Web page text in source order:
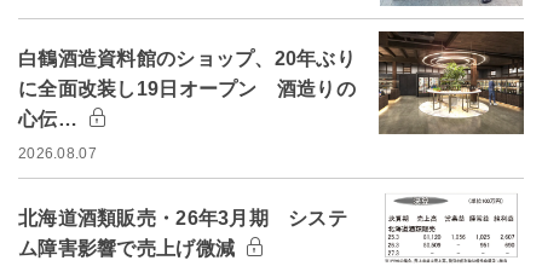
白鶴酒造資料館のショップ、20年ぶり
に全面改装し19日オープン 酒造りの
心伝…
2026.08.07
北海道酒類販売・26年3月期 システ
ム障害影響で売上げ微減